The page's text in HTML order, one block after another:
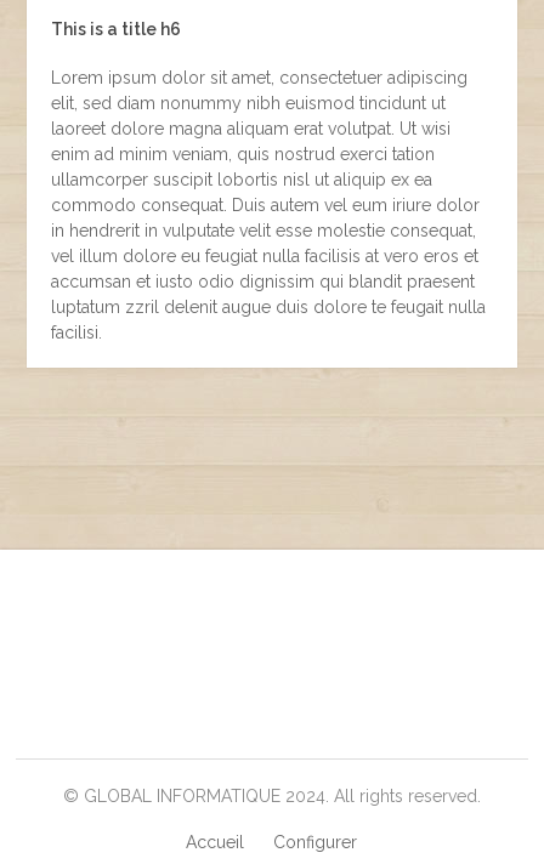
This is a title h6
Lorem ipsum dolor sit amet, consectetuer adipiscing
elit, sed diam nonummy nibh euismod tincidunt ut
laoreet dolore magna aliquam erat volutpat. Ut wisi
enim ad minim veniam, quis nostrud exerci tation
ullamcorper suscipit lobortis nisl ut aliquip ex ea
commodo consequat. Duis autem vel eum iriure dolor
in hendrerit in vulputate velit esse molestie consequat,
vel illum dolore eu feugiat nulla facilisis at vero eros et
accumsan et iusto odio dignissim qui blandit praesent
luptatum zzril delenit augue duis dolore te feugait nulla
facilisi.
© GLOBAL INFORMATIQUE 2024. All rights reserved.
Accueil Configurer